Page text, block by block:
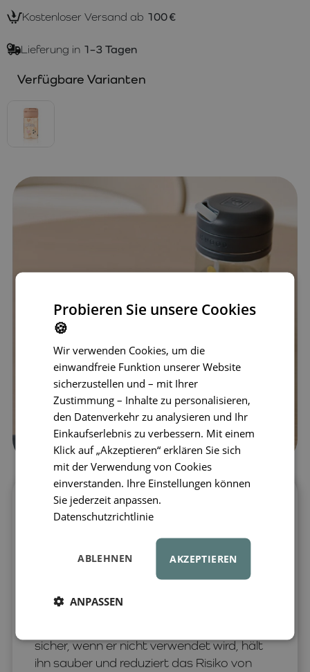
Kostenloser Versand ab 100 €
Lieferung in 1–3 Tagen
Verfügbare Varianten
LIEWOOD Pavia Trinkbecher mit
Strohhalm für selbstständiges Trinken
Der LIEWOOD Pavia Trinkbecher mit
Strohhalmunterstützt Kinder beim
selbstständigen Trinken – zu Hause, im
Kindergarten, in der Schule oder
unterwegs. Der durchdachte
sicher, wenn er nicht verwendet wird, hält
ihn sauber und reduziert das Risiko von
Probieren Sie unsere Cookies
🍪
Wir verwenden Cookies, um die
einwandfreie Funktion unserer Website
sicherzustellen und – mit Ihrer
Zustimmung – Inhalte zu personalisieren,
den Datenverkehr zu analysieren und Ihr
Einkaufserlebnis zu verbessern. Mit einem
Klick auf „Akzeptieren“ erklären Sie sich
mit der Verwendung von Cookies
einverstanden. Ihre Einstellungen können
Sie jederzeit anpassen.
Datenschutzrichtlinie
AKZEPTIEREN
ABLEHNEN
ANPASSEN